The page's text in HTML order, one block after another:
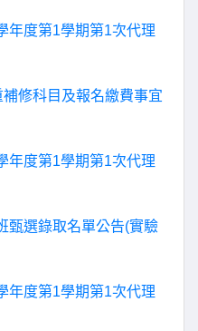
年度第1學期第1次代理
修科目及報名繳費事宜
年度第1學期第1次代理
甄選錄取名單公告(實驗
年度第1學期第1次代理